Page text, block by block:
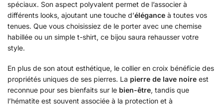
spéciaux. Son aspect polyvalent permet de l’associer à
différents looks, ajoutant une touche d’élégance à toutes vos
tenues. Que vous choisissiez de le porter avec une chemise
habillée ou un simple t-shirt, ce bijou saura rehausser votre
style.
En plus de son atout esthétique, le collier en croix bénéficie des
propriétés uniques de ses pierres. La pierre de lave noire est
reconnue pour ses bienfaits sur le bien-être, tandis que
l’hématite est souvent associée à la protection et à